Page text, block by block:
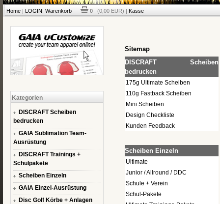
Home| LOGIN| Warenkorb 0 (0,00 EUR) | Kasse
Kategorien
DISCRAFT Scheiben
bedrucken
GAIA Sublimation Team-
Ausrüstung
DISCRAFT Trainings +
Schulpakete
Scheiben Einzeln
GAIA Einzel-Ausrüstung
Disc Golf Körbe + Anlagen
Sitemap
DISCRAFT Scheiben
bedrucken
175g Ultimate Scheiben
110g Fastback Scheiben
Mini Scheiben
Design Checkliste
Kunden Feedback
Scheiben Einzeln
Ultimate
Junior / Allround / DDC
Schule + Verein
Schul-Pakete